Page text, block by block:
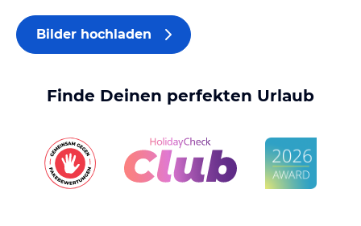
Bilder hochladen
Finde Deinen perfekten Urlaub